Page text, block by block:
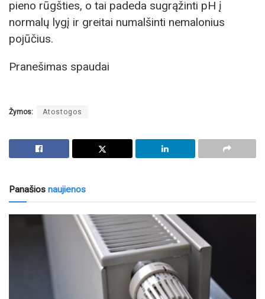
pieno rūgšties, o tai padeda sugrąžinti pH į
normalų lygį ir greitai numalšinti nemalonius
pojūčius.
Pranešimas spaudai
Žymos: Atostogos
Panašios naujienos